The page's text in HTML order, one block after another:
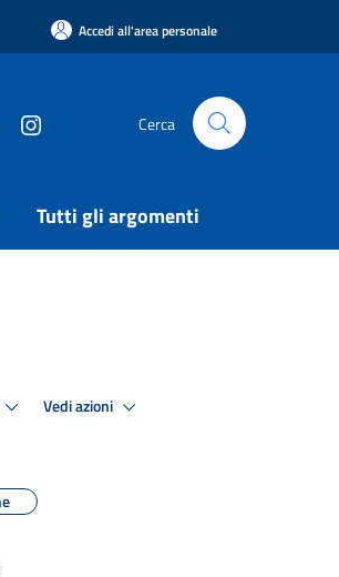
Accedi all'area personale
Cerca
Tutti gli argomenti
Vedi azioni